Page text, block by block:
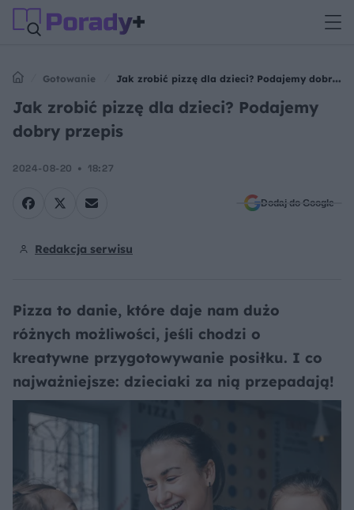
Gotowanie
Jak zrobić pizzę dla dzieci? Podajemy dobry
przepis
Jak zrobić pizzę dla dzieci? Podajemy
dobry przepis
2024-08-20 18:27
Dodaj do Google
Redakcja serwisu
Pizza to danie, które daje nam dużo
różnych możliwości, jeśli chodzi o
kreatywne przygotowywanie posiłku. I co
najważniejsze: dzieciaki za nią przepadają!